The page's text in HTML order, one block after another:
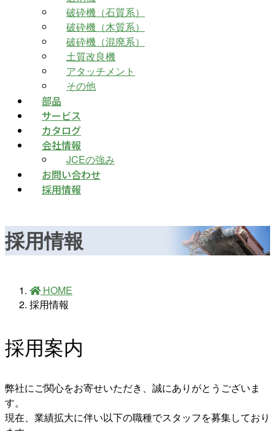
破砕機（石質系）
破砕機（木質系）
破砕機（混廃系）
土質改良機
アタッチメント
その他
部品
サービス
カタログ
会社情報
JCEの強み
お問い合わせ
採用情報
採用情報
HOME
採用情報
採用案内
弊社にご関心をお寄せいただき、誠にありがとうございま
す。
現在、業績拡大に伴い以下の職種でスタッフを募集しており